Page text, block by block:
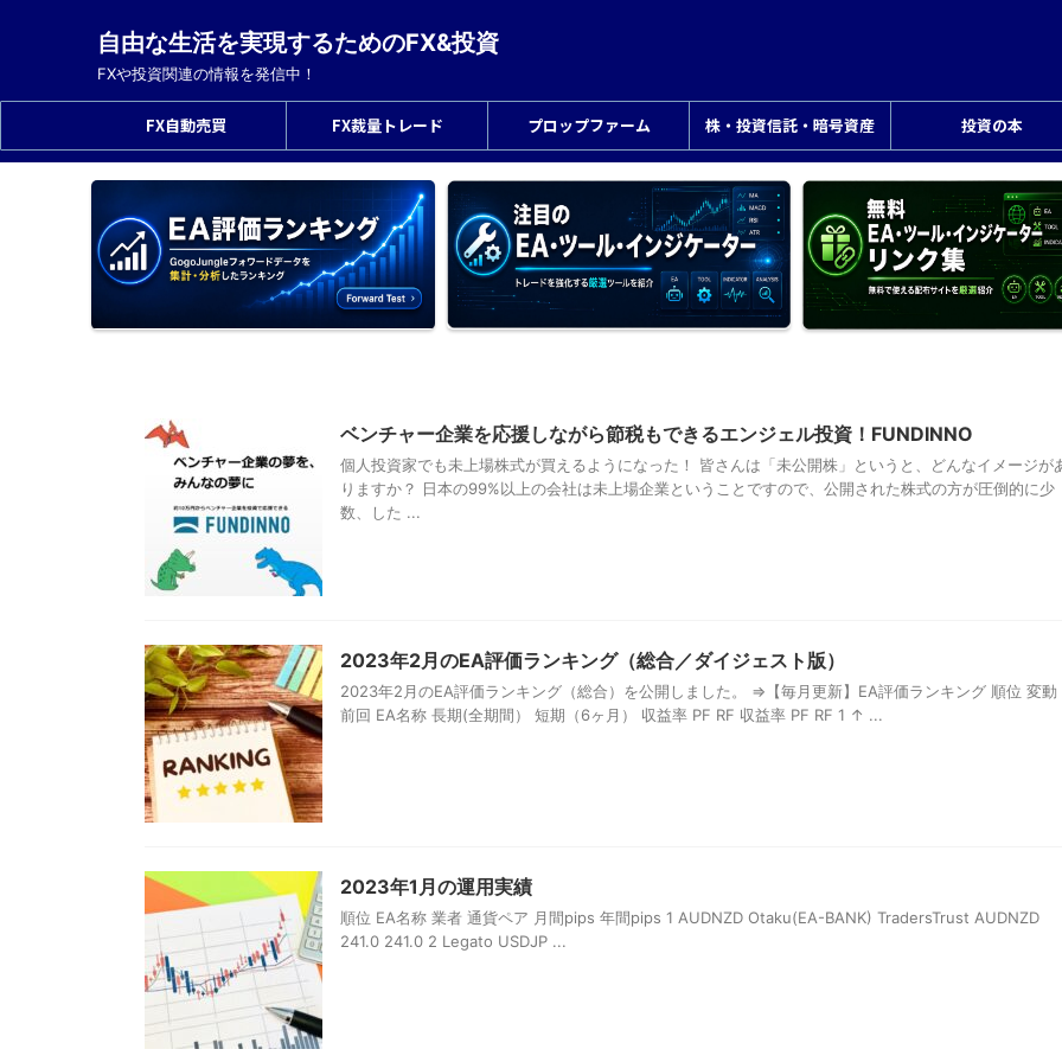
自由な生活を実現するためのFX&投資
FXや投資関連の情報を発信中！
FX自動売買 FX裁量トレード プロップファーム 株・投資信託・暗号資産 投資の本
ベンチャー企業を応援しながら節税もできるエンジェル投資！FUNDINNO
個人投資家でも未上場株式が買えるようになった！ 皆さんは「未公開株」というと、どんなイメージが
りますか？ 日本の99%以上の会社は未上場企業ということですので、公開された株式の方が圧倒的に少
数、した ...
2023年2月のEA評価ランキング（総合／ダイジェスト版）
2023年2月のEA評価ランキング（総合）を公開しました。 ⇒【毎月更新】EA評価ランキング 順位 変動
前回 EA名称 長期(全期間） 短期（6ヶ月） 収益率 PF RF 収益率 PF RF 1 ↑ ...
2023年1月の運用実績
順位 EA名称 業者 通貨ペア 月間pips 年間pips 1 AUDNZD Otaku(EA-BANK) TradersTrust AUDNZD
241.0 241.0 2 Legato USDJP ...